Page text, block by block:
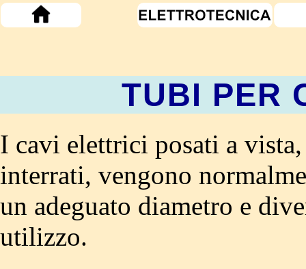
TUBI PER
I cavi elettrici posati a
interrati, vengono
un adeguato diametro e
utilizzo.